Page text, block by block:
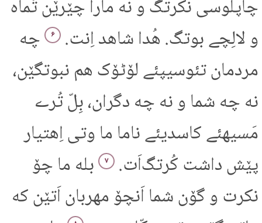
چاپلوسی نکرتگ و نه مارا چێرێن تَماه
و لالِچے بوتگ. هُدا شاهد اِنت.
۶ چه
مردمان تئوسیپئے لۆٹۆک هم نبوتگێن،
نه چه شما و نه چه دگران، بِلّ تُرے
مَسیهئے کاسدیئے ناما ما وتی اِهتیار
پێش داشت کُرتگ‌اَت.
۷ بله ما چۆ
نکرت و گۆن شما اَنچۆ مهربان اَتێن که